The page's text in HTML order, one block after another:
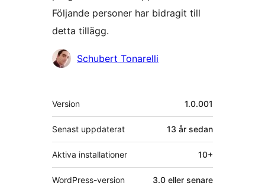
Följande personer har bidragit till
detta tillägg.
BidragandeSchubert Tonarelli
Meta
Version 1.0.001
Senast uppdaterat 13 år sedan
Aktiva installationer 10+
WordPress-version 3.0 eller senare